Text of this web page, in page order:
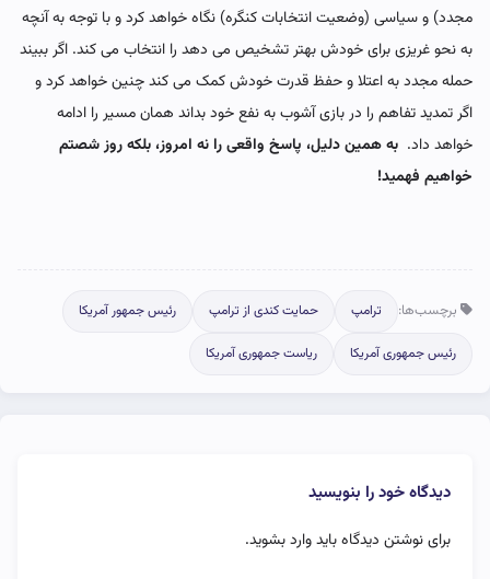
مجدد) و سیاسی (وضعیت انتخابات کنگره) نگاه خواهد کرد و با توجه به آنچه
به نحو غریزی برای خودش بهتر تشخیص می دهد را انتخاب می کند. اگر ببیند
حمله مجدد به اعتلا و حفظ قدرت خودش کمک می کند چنین خواهد کرد و
اگر تمدید تفاهم را در بازی آشوب به نفع خود بداند همان مسیر را ادامه
خواهد داد. به همین دلیل، پاسخ واقعی را نه امروز، بلکه روز شصتم
خواهیم فهمید!
برچسب‌ها: ترامپ حمایت کندی از ترامپ رئیس جمهور آمریکا
رئیس جمهوری آمریکا ریاست جمهوری آمریکا
دیدگاه خود را بنویسید
برای نوشتن دیدگاه بایدوارد بشوید.